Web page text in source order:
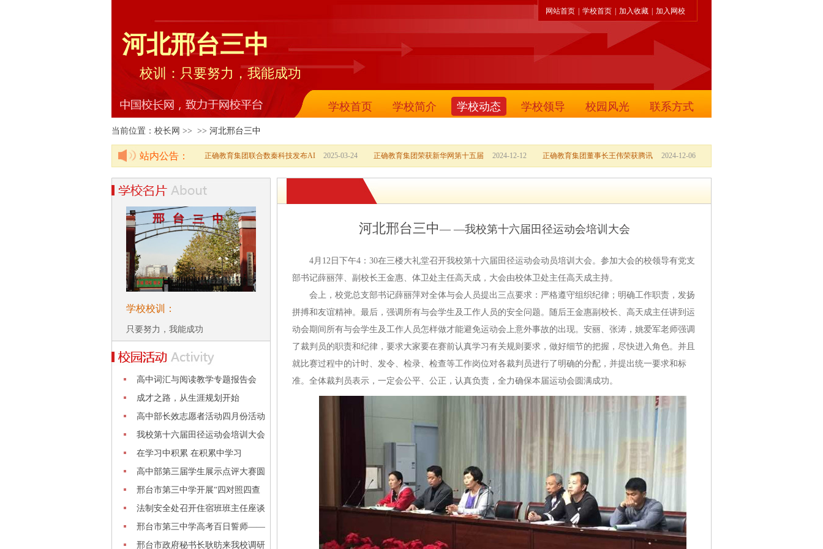
网站首页 学校首页 加入收藏 加入网校
河北邢台三中
校训：只要努力，我能成功
学校首页 学校简介 学校动态 学校领导 校园风光 联系方式
当前位置：校长网 >> >> 河北邢台三中
站内公告： 2025-03-24
正确教育集团联合数秦科技发布AI 2024-12-12
正确教育集团荣获新华网第十五届 2024-12-06
正确教育集团董事长王伟荣获腾讯
学校校训：
只要努力，我能成功
高中词汇与阅读教学专题报告会
成才之路，从生涯规划开始
高中部长效志愿者活动四月份活动
展---
我校第十六届田径运动会培训大会
在学习中积累 在积累中学习
高中部第三届学生展示点评大赛圆
满结
邢台市第三中学开展“四对照四查
看”
法制安全处召开住宿班班主任座谈
会
邢台市第三中学高考百日誓师——
不只
邢台市政府秘书长耿昉来我校调研
河北邢台三中— —我校第十六届田径运动会培训大会
4月12日下午4：30在三楼大礼堂召开我校第十六届田径运动会动员培训大会。参加大会的校领导有党支
部书记薛丽萍、副校长王金惠、体卫处主任高天成，大会由校体卫处主任高天成主持。
会上，校党总支部书记薛丽萍对全体与会人员提出三点要求：严格遵守组织纪律；明确工作职责，发扬
拼搏和友谊精神。最后，强调所有与会学生及工作人员的安全问题。随后王金惠副校长、高天成主任讲到运
动会期间所有与会学生及工作人员怎样做才能避免运动会上意外事故的出现。安丽、张涛，姚爱军老师强调
了裁判员的职责和纪律，要求大家要在赛前认真学习有关规则要求，做好细节的把握，尽快进入角色。并且
就比赛过程中的计时、发令、检录、检查等工作岗位对各裁判员进行了明确的分配，并提出统一要求和标
准。全体裁判员表示，一定会公平、公正，认真负责，全力确保本届运动会圆满成功。